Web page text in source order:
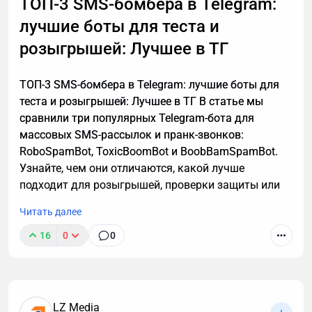
работы этой технологии, способы ее применения. А
также — как настроить автоматическую
расшифровку, даже если вы не разбираетесь в
технике.
ТОП-3 SMS-бомбера в Telegram:
лучшие боты для теста и
розыгрышей: Лучшее в ТГ
ТОП-3 SMS-бомбера в Telegram: лучшие боты для
теста и розыгрышей: Лучшее в ТГ В статье мы
сравнили три популярных Telegram-бота для
массовых SMS-рассылок и пранк-звонков:
RoboSpamBot, ToxicBoomBot и BoobBamSpamBot.
Узнайте, чем они отличаются, какой лучше
подходит для розыгрышей, проверки защиты или
использования инструментов.
Читать далее
16 0 0
LZ Media